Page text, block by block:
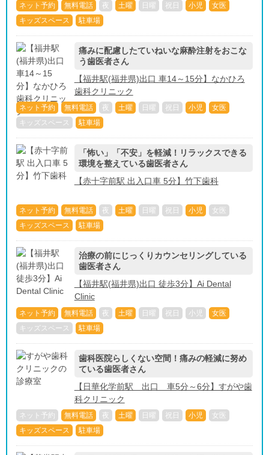
ネット予約 無料電話 夜 土曜 日曜 祝日 小児
女医
キッズスペース
駐車場
痛みに配慮したていねいな麻酔注射をおこな
う歯医者さん
【福井駅(福井県)出口 車14～15分】なかひろ
歯科クリニック
ネット予約 無料電話 夜 土曜 日曜 祝日 小児
女医
キッズスペース
駐車場
「怖い」「不安」を軽減！リラックスできる
環境を整えている歯医者さん
【赤十字前駅 出入口車 5分】竹下歯科
ネット予約 無料電話 夜 土曜 日曜 祝日 小児
女医
キッズスペース
駐車場
治療の前にじっくりカウンセリングしている
歯医者さん
【福井駅(福井県)出口 徒歩3分】Ai Dental
Clinic
ネット予約 無料電話 夜 土曜 日曜 祝日 小児
女医
キッズスペース
駐車場
歯科医院らしくない空間！痛みの軽減に努め
ている歯医者さん
【日華化学前駅 出口 車5分～6分】すがや歯
科クリニック
ネット予約 無料電話 夜 土曜 日曜 祝日 小児
女医
キッズスペース
駐車場